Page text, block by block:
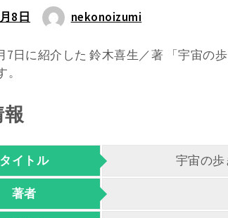
8日 nekonoizumi
7日に紹介した 鈴木喜生／著 「宇宙
タイトル 宇宙の
著者